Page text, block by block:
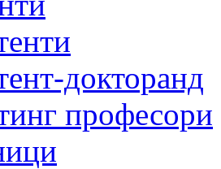
докторанд
професори